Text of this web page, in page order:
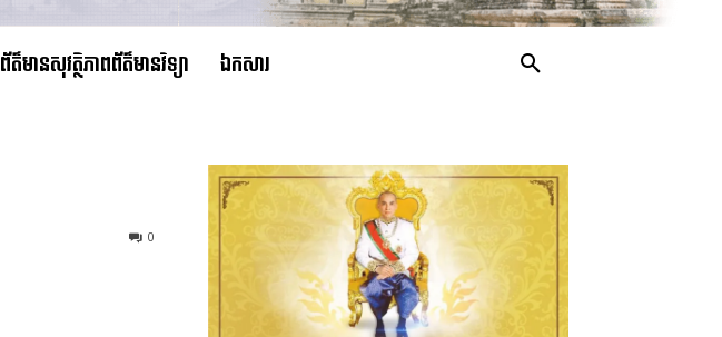
ព័ត៌មានសុវត្ថិភាពព័ត៌មានវិទ្យា ឯកសារ
0